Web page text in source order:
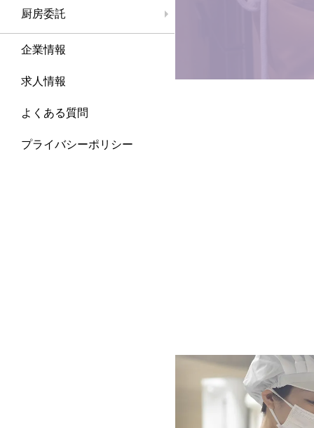
厨房委託
企業情報
求人情報
よくある質問
プライバシーポリシー